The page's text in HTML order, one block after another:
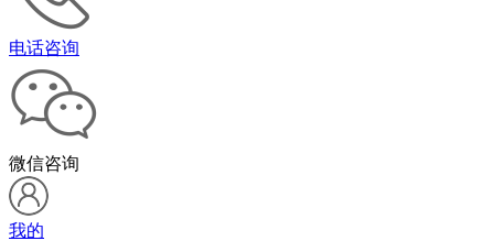
电话咨询
微信咨询
我的